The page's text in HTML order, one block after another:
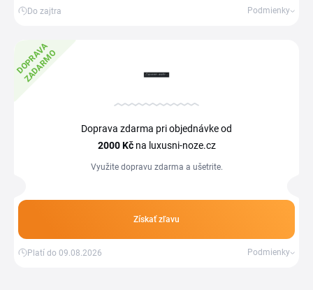
Do zajtra Podmienky
D
O
P
R
A
V
A
Z
A
D
A
R
M
O
Doprava zdarma pri objednávke od
2000 Kčna luxusni-noze.cz
Využite dopravu zdarma a ušetrite.
Získať zľavu
Platí do 09.08.2026 Podmienky